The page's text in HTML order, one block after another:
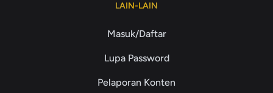
LAIN-LAIN
Masuk/Daftar
Lupa Password
Pelaporan Konten